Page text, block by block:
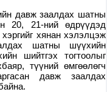
давж заалдах шатны
20, 21-ний өдрүүдэд
хянан хэлэлцэж
шатны шүүхийн
шийтгэх тогтоолыг
түүний өмгөөлөгч
давж заалдах